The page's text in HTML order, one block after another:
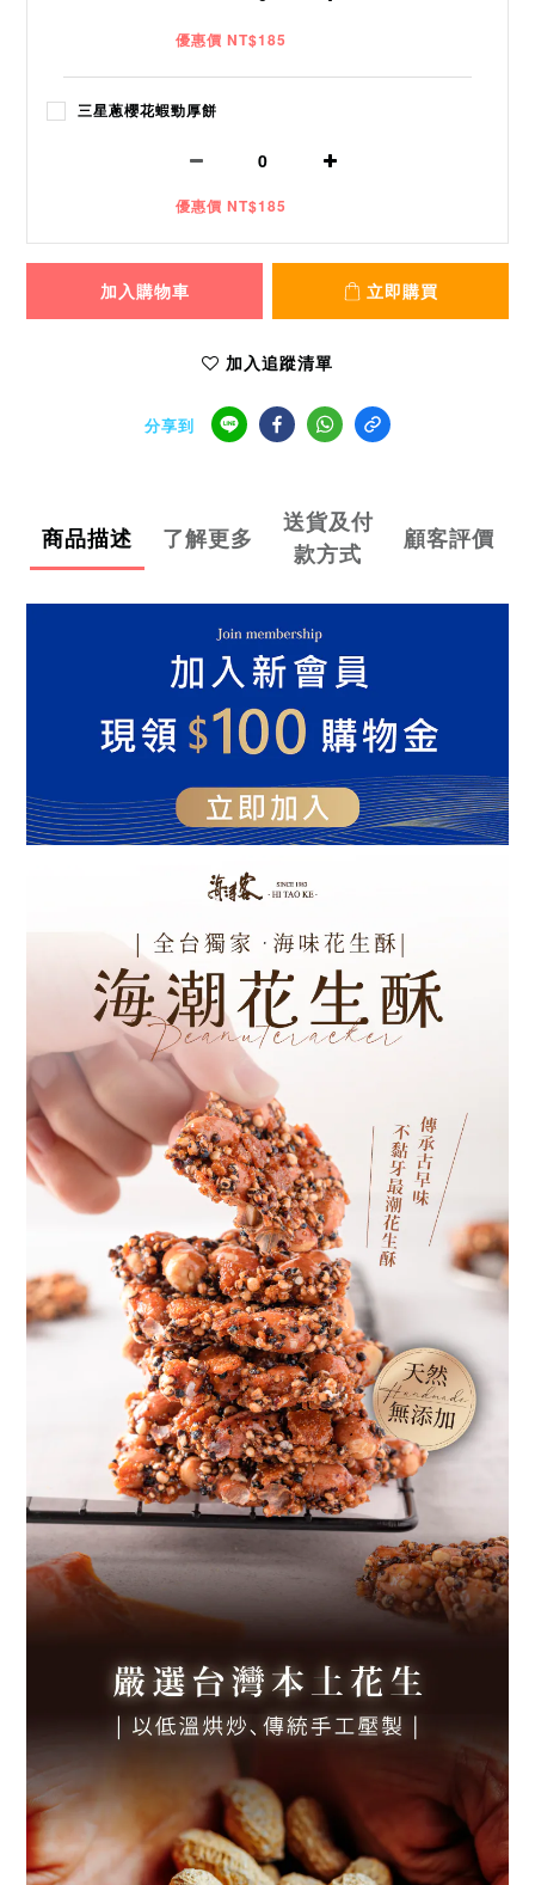
優惠價 NT$185
三星蔥櫻花蝦勁厚餅
優惠價 NT$185
加入購物車 立即購買
加入追蹤清單
分享到
商品描述 了解更多
送貨及付
款方式
顧客評價